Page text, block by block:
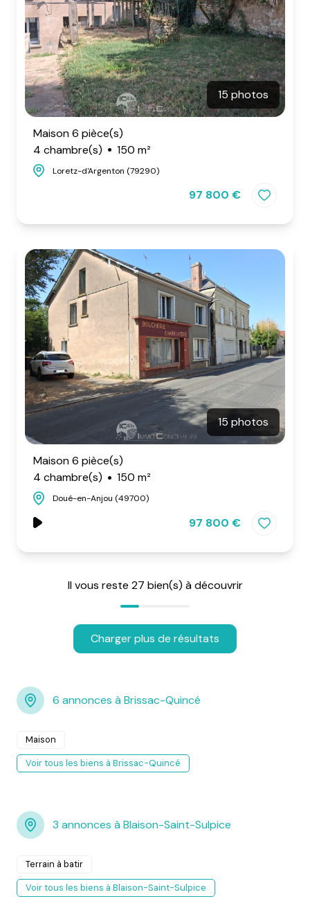
15 photos
Maison 6 pièce(s)
4 chambre(s)
150 m²
Loretz-d'Argenton (79290)
97 800 €
15 photos
Maison 6 pièce(s)
4 chambre(s)
150 m²
Doué-en-Anjou (49700)
97 800 €
Il vous reste 27 bien(s) à découvrir
Charger plus de résultats
6 annonces à Brissac-Quincé
Maison
Voir tous les biens à Brissac-Quincé
3 annonces à Blaison-Saint-Sulpice
Terrain à batir
Voir tous les biens à Blaison-Saint-Sulpice